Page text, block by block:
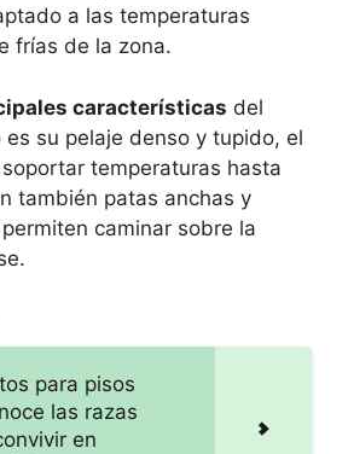
a las temperaturas
frías de la zona.
características del
es su pelaje denso y tupido, el
temperaturas hasta
también patas anchas y
caminar sobre la
para pisos
las razas
en